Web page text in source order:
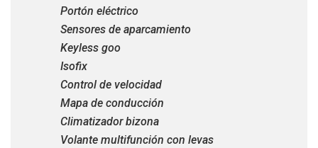
Portón eléctrico
Sensores de aparcamiento
Keyless goo
Isofix
Control de velocidad
Mapa de conducción
Climatizador bizona
Volante multifunción con levas